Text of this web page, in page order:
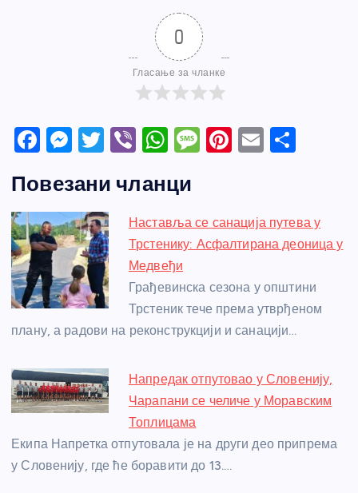
0
Гласање за чланке
F
c
e
b
o
o
M
ss
e
n
g
er
T
itt
er
Vi
er
W
at
s
A
p
p
M
a
g
Pi
e
st
E
e
Повезани чланци
Наставља се санација путева у
Трстенику: Асфалтирана деоница у
Медвеђи
Грађевинска сезона у општини
Трстеник тече према утврђеном
плану, а радови на реконструкцији и санацији…
Напредак отпутовао у Словенију,
Чарапани се челиче у Моравским
Топлицама
Екипа Напретка отпутовала је на други део припрема
у Словенију, где ће боравити до 13.…